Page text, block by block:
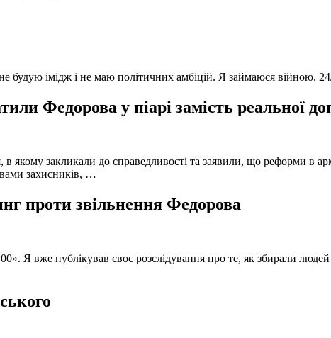
будую імідж і не маю політичних амбіцій. Я займаюся війною.
Федорова у піарі замість реальної
в якому закликали до справедливості та заявили, що реформи в
захисників, …
проти звільнення Федорова
Я вже публікував своє розслідування про те, як збирали